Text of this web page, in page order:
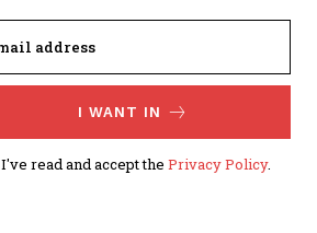
I WANT IN
I've read and accept the Privacy Policy.